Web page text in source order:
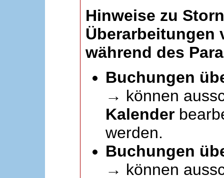
Hinweise zu
Überarbeitungen
während des
Buchungen
→ können
Kalender
werden.
Buchungen
→ können